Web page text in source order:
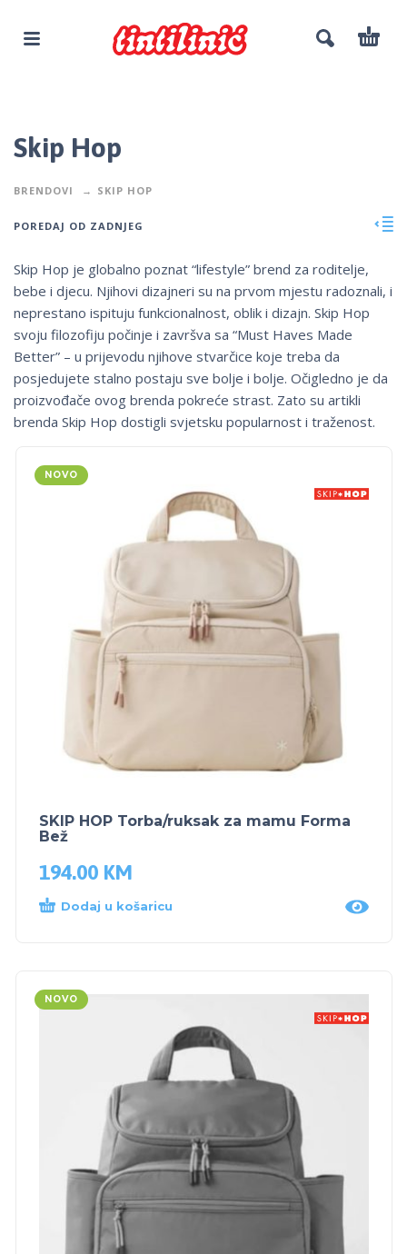
Skip Hop
BRENDOVI SKIP HOP
POREDAJ OD ZADNJEG
Skip Hop je globalno poznat “lifestyle” brend za roditelje,
bebe i djecu. Njihovi dizajneri su na prvom mjestu radoznali, i
neprestano ispituju funkcionalnost, oblik i dizajn. Skip Hop
svoju filozofiju počinje i završva sa “Must Haves Made
Better” – u prijevodu njihove stvarčice koje treba da
posjedujete stalno postaju sve bolje i bolje. Očigledno je da
proizvođače ovog brenda pokreće strast. Zato su artikli
brenda Skip Hop dostigli svjetsku popularnost i traženost.
NOVO
SKIP HOP Torba/ruksak za mamu Forma
Bež
194.00 KM
Dodaj u košaricu
NOVO